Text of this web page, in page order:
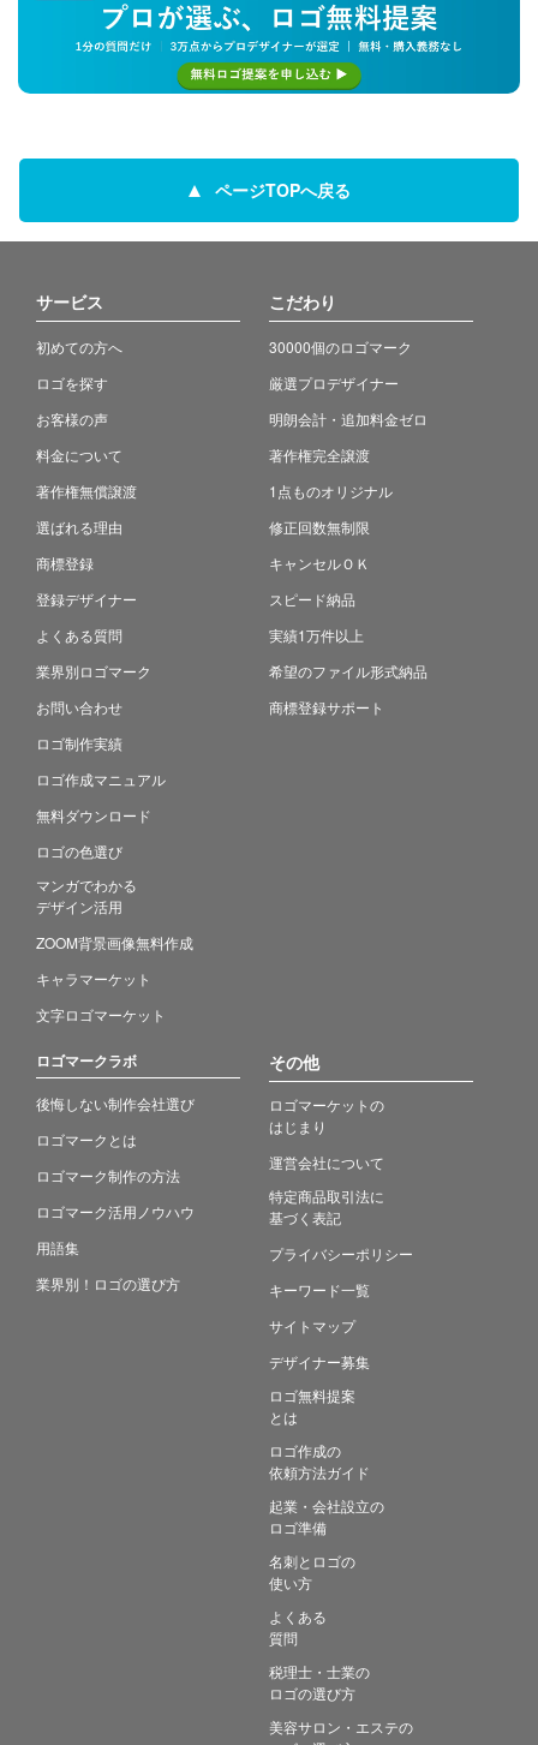
ページTOPへ戻る
サービス
初めての方へ
ロゴを探す
お客様の声
料金について
著作権無償譲渡
選ばれる理由
商標登録
登録デザイナー
よくある質問
業界別ロゴマーク
お問い合わせ
ロゴ制作実績
ロゴ作成マニュアル
無料ダウンロード
ロゴの色選び
マンガでわかる
デザイン活用
ZOOM背景画像無料作成
キャラマーケット
文字ロゴマーケット
こだわり
30000個のロゴマーク
厳選プロデザイナー
明朗会計・追加料金ゼロ
著作権完全譲渡
1点ものオリジナル
修正回数無制限
キャンセルＯＫ
スピード納品
実績1万件以上
希望のファイル形式納品
商標登録サポート
ロゴマークラボ
後悔しない制作会社選び
ロゴマークとは
ロゴマーク制作の方法
ロゴマーク活用ノウハウ
用語集
業界別！ロゴの選び方
その他
ロゴマーケットの
はじまり
運営会社について
特定商品取引法に
基づく表記
プライバシーポリシー
キーワード一覧
サイトマップ
デザイナー募集
ロゴ無料提案
とは
ロゴ作成の
依頼方法ガイド
起業・会社設立の
ロゴ準備
名刺とロゴの
使い方
よくある
質問
税理士・士業の
ロゴの選び方
美容サロン・エステの